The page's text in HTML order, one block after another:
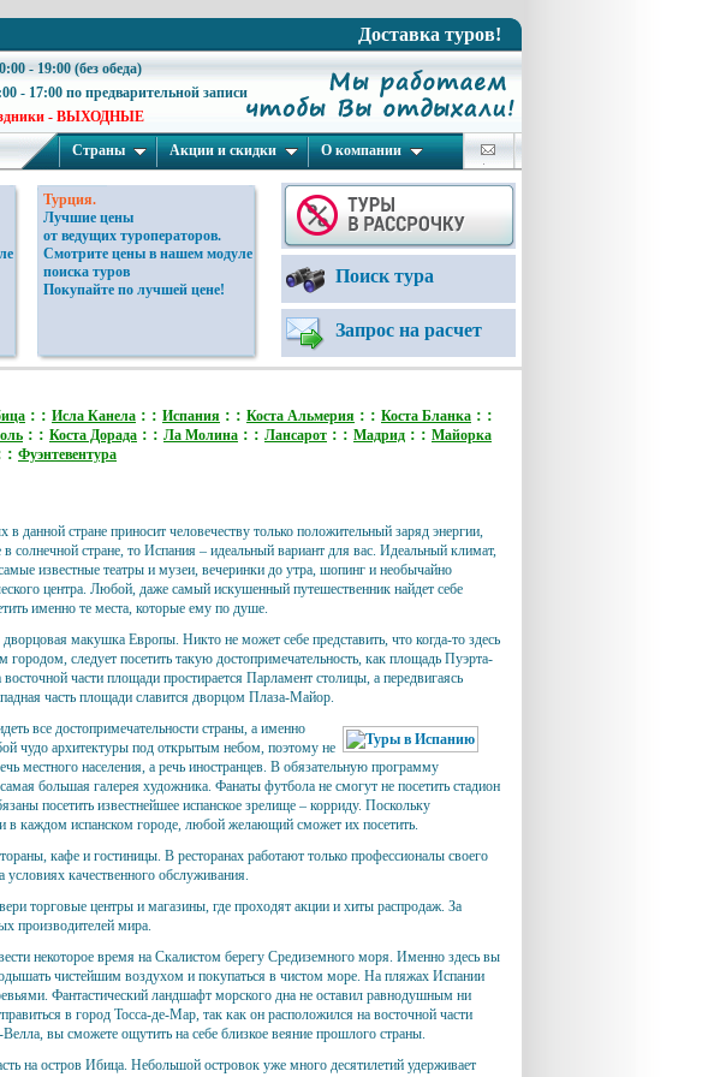
Доставка туров!
- 19:00 (без обеда)
- 17:00 по предварительной записи
- ВЫХОДНЫЕ
Страны Акции и скидки О компании
Турция.
Лучшие цены
от ведущих туроператоров.
Смотрите цены в нашем модуле
поиска туров
Покупайте по лучшей цене!
Поиск тура
Запрос на расчет
: : Исла Канела : : Испания : : Коста Альмерия : : Коста Бланка : :
: : Коста Дорада : : Ла Молина : : Лансарот : : Мадрид : : Майорка
: Фуэнтевентура
данной стране приносит человечеству только положительный заряд энергии,
солнечной стране, то Испания – идеальный вариант для вас. Идеальный климат,
известные театры и музеи, вечеринки до утра, шопинг и необычайно
центра. Любой, даже самый искушенный путешественник найдет себе
именно те места, которые ему по душе.
макушка Европы. Никто не может себе представить, что когда-то здесь
следует посетить такую достопримечательность, как площадь Пуэрта-
части площади простирается Парламент столицы, а передвигаясь
часть площади славится дворцом Плаза-Майор.
все достопримечательности страны, а именно
чудо архитектуры под открытым небом, поэтому не
местного населения, а речь иностранцев. В обязательную программу
большая галерея художника. Фанаты футбола не смогут не посетить стадион
посетить известнейшее испанское зрелище – корриду. Поскольку
в каждом испанском городе, любой желающий сможет их посетить.
кафе и гостиницы. В ресторанах работают только профессионалы своего
качественного обслуживания.
торговые центры и магазины, где проходят акции и хиты распродаж. За
производителей мира.
некоторое время на Скалистом берегу Средиземного моря. Именно здесь вы
чистейшим воздухом и покупаться в чистом море. На пляжах Испании
Фантастический ландшафт морского дна не оставил равнодушным ни
в город Тосса-де-Мар, так как он расположился на восточной части
вы сможете ощутить на себе близкое веяние прошлого страны.
на остров Ибица. Небольшой островок уже много десятилетий удерживает